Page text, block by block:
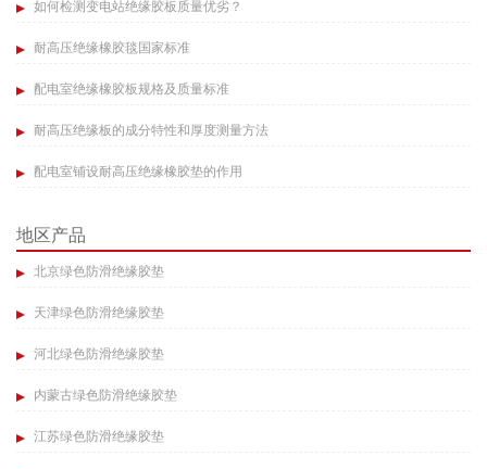
如何检测变电站绝缘胶板质量优劣？​
耐高压绝缘橡胶毯国家标准
配电室绝缘橡胶板规格及质量标准
耐高压绝缘板的成分特性和厚度测量方法​
配电室铺设耐高压绝缘橡胶垫的作用​
地区产品
北京绿色防滑绝缘胶垫
天津绿色防滑绝缘胶垫
河北绿色防滑绝缘胶垫
内蒙古绿色防滑绝缘胶垫
江苏绿色防滑绝缘胶垫